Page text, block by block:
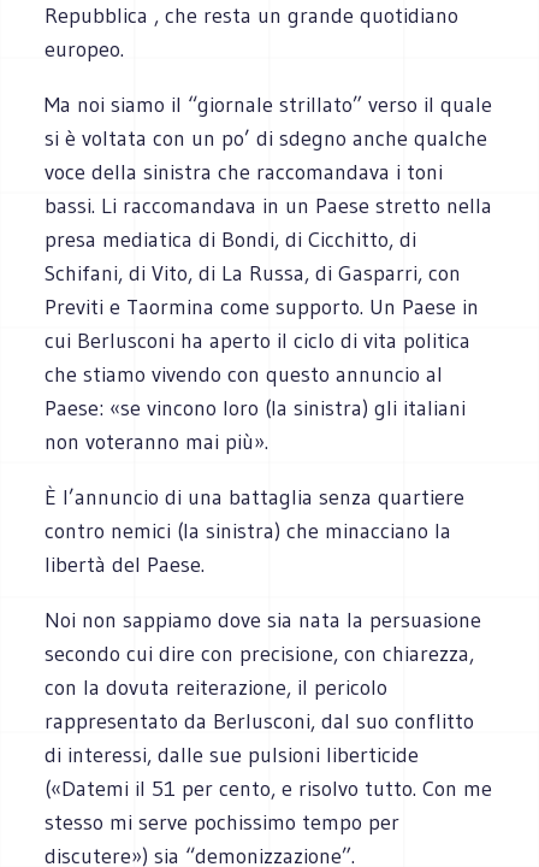
Repubblica , che resta un grande quotidiano
europeo.
Ma noi siamo il “giornale strillato” verso il quale
si è voltata con un po’ di sdegno anche qualche
voce della sinistra che raccomandava i toni
bassi. Li raccomandava in un Paese stretto nella
presa mediatica di Bondi, di Cicchitto, di
Schifani, di Vito, di La Russa, di Gasparri, con
Previti e Taormina come supporto. Un Paese in
cui Berlusconi ha aperto il ciclo di vita politica
che stiamo vivendo con questo annuncio al
Paese: «se vincono loro (la sinistra) gli italiani
non voteranno mai più».
È l’annuncio di una battaglia senza quartiere
contro nemici (la sinistra) che minacciano la
libertà del Paese.
Noi non sappiamo dove sia nata la persuasione
secondo cui dire con precisione, con chiarezza,
con la dovuta reiterazione, il pericolo
rappresentato da Berlusconi, dal suo conflitto
di interessi, dalle sue pulsioni liberticide
(«Datemi il 51 per cento, e risolvo tutto. Con me
stesso mi serve pochissimo tempo per
discutere») sia “demonizzazione”.